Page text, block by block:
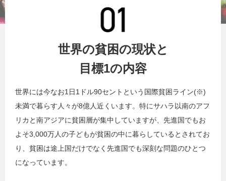
世界の貧困の現状と
目標1の内容
世界には今なお1日1ドル90セントという国際貧困ライン(※)
未満で暮らす人々が8億人近くいます。特にサハラ以南のアフ
リカと南アジアに貧困層が集中していますが、先進国でもお
よそ3,000万人の子どもが貧困の中に暮らしているとされてお
り、貧困は途上国だけでなく先進国でも深刻な問題のひとつ
になっています。